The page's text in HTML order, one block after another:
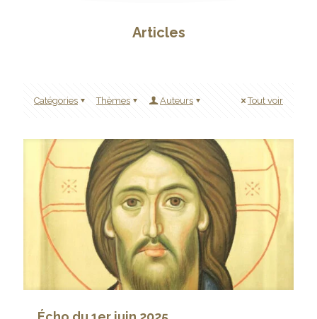
Articles
Catégories Thèmes Auteurs Tout voir